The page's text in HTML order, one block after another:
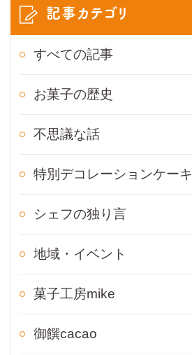
記事カテゴリ
すべての記事
お菓子の歴史
不思議な話
特別デコレーションケーキ
シェフの独り言
地域・イベント
菓子工房mike
御饌cacao